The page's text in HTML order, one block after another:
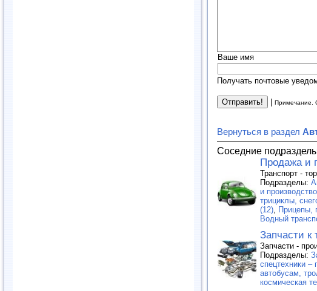
Ваше имя
Получать почтовые
Примечание.
Вернуться в раздел
Соседние
Продажа и
Транспорт -
Подразделы:
и
трициклы,
(12), Прицепы,
Водный
Запчасти к
Запчасти -
Подразделы:
спецтехники –
автобусам,
космическая